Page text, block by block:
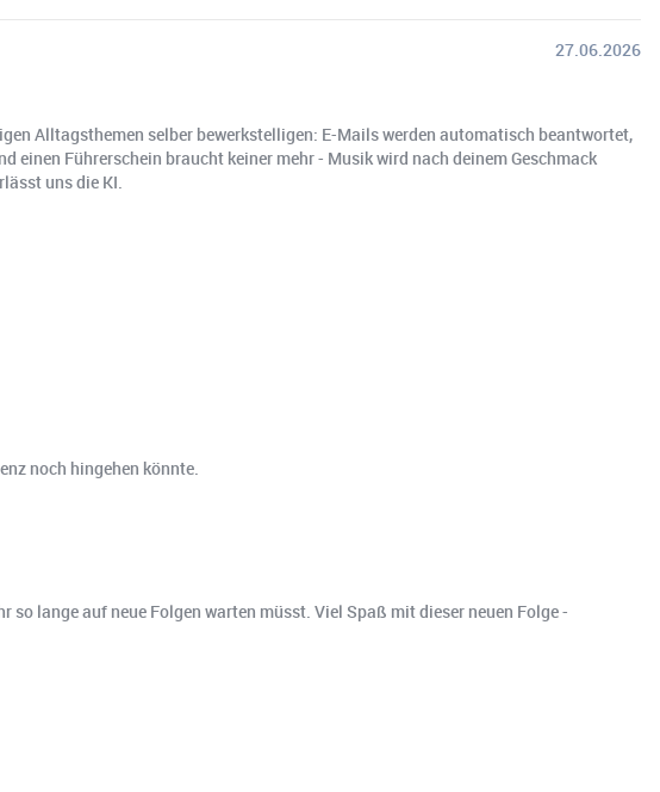
27.06.2026
Alltagsthemen selber bewerkstelligen: E-Mails werden automatisch beantwortet,
einen Führerschein braucht keiner mehr - Musik wird nach deinem Geschmack
uns die KI.
noch hingehen könnte.
lange auf neue Folgen warten müsst. Viel Spaß mit dieser neuen Folge -